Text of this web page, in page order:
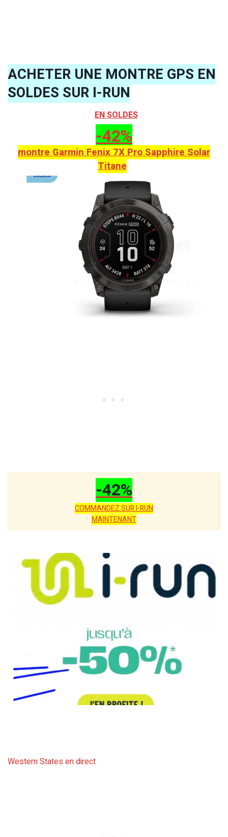
ACHETER UNE MONTRE GPS EN
SOLDES SUR I-RUN
EN SOLDES
-42%
montre Garmin Fenix 7X Pro Sapphire Solar
Titane
-42%
COMMANDEZ SUR I-RUN
MAINTENANT
Western States en direct